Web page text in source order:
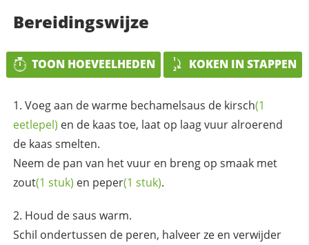
Bereidingswijze
TOON HOEVEELHEDEN KOKEN IN STAPPEN
Voeg aan de warme bechamelsaus de kirsch(1
eetlepel) en de kaas toe, laat op laag vuur alroerend
de kaas smelten.
Neem de pan van het vuur en breng op smaak met
zout(1 stuk) en peper(1 stuk).
Houd de saus warm.
Schil ondertussen de peren, halveer ze en verwijder